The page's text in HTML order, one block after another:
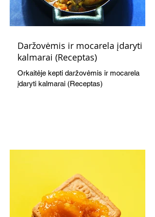
Daržovėmis ir mocarela įdaryti
kalmarai (Receptas)
Orkaitėje kepti daržovėmis ir mocarela
įdaryti kalmarai (Receptas)